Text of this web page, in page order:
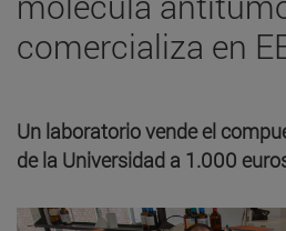
comercializa en
Un laboratorio vende el
de la Universidad a 1.000